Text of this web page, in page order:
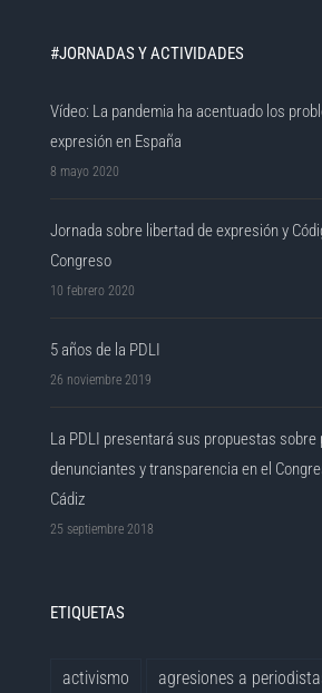
#JORNADAS Y ACTIVIDADES
Vídeo: La pandemia ha acentuado los
expresión en España
8 mayo 2020
Jornada sobre libertad de expresión y
Congreso
10 febrero 2020
5 años de la PDLI
26 noviembre 2019
La PDLI presentará sus propuestas sobre
denunciantes y transparencia en el
Cádiz
25 septiembre 2018
ETIQUETAS
activismo agresiones a